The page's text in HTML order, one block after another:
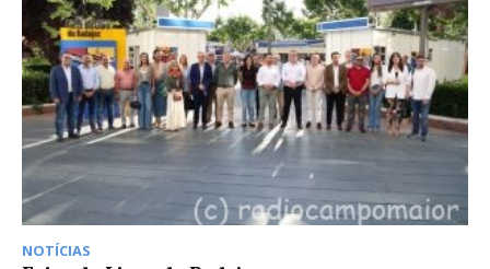
NOTÍCIAS